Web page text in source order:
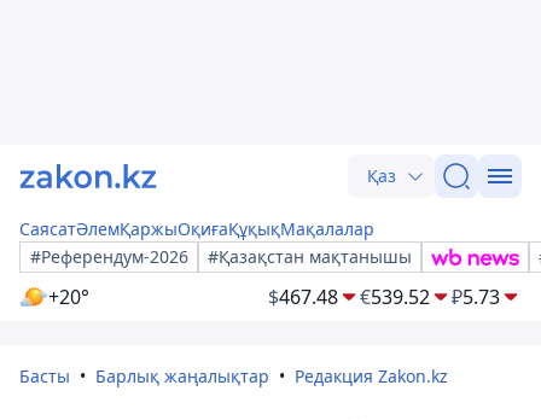
Қаз
СаясатӘлемҚаржыОқиғаҚұқықМақалалар
#Референдум-2026
#Қазақстан мақтанышы
+20° $467.48 €539.52 ₽5.73
Басты Барлық жаңалықтар Редакция Zakon.kz